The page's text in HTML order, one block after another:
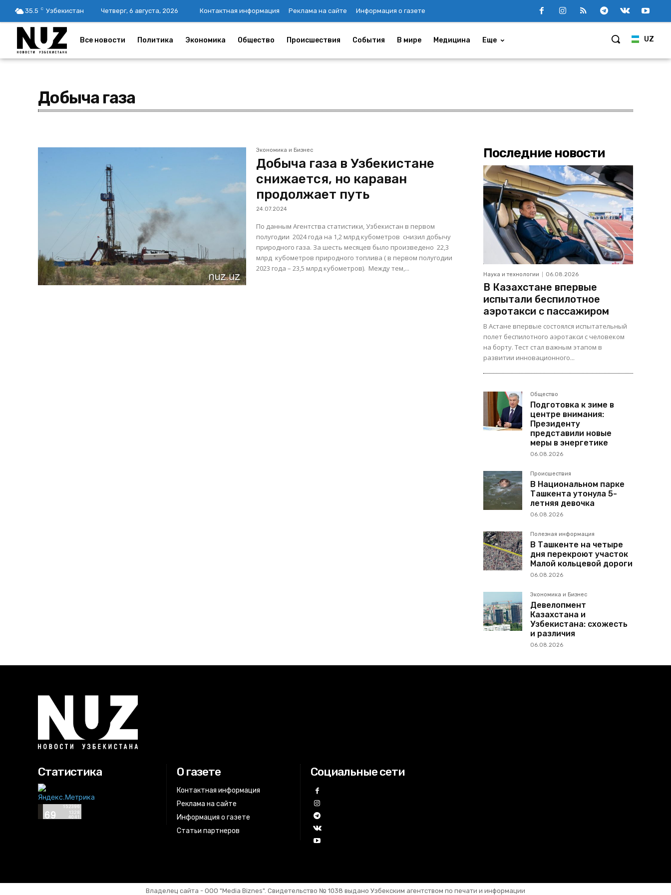
35.5 C Узбекистан Четверг, 6 августа, 2026 Контактная информация Реклама на сайте Информация о газете
UZ
Все новости Политика Экономика Общество Происшествия События В мире Медицина Еще
Добыча газа
Экономика и Бизнес
Добыча газа в Узбекистане
снижается, но караван
продолжает путь
24.07.2024
По данным Агентства статистики, Узбекистан в первом
полугодии 2024 года на 1,2 млрд кубометров снизил добычу
природного газа. За шесть месяцев было произведено 22,3
млрд кубометров природного топлива ( в первом полугодии
2023 года – 23,5 млрд кубометров). Между тем,...
Последние новости
Наука и технологии 06.08.2026
В Казахстане впервые
испытали беспилотное
аэротакси с пассажиром
В Астане впервые состоялся испытательный
полет беспилотного аэротакси с человеком
на борту. Тест стал важным этапом в
развитии инновационного...
Общество
Подготовка к зиме в
центре внимания:
Президенту
представили новые
меры в энергетике
06.08.2026
Происшествия
В Национальном парке
Ташкента утонула 5-
летняя девочка
06.08.2026
Полезная информация
В Ташкенте на четыре
дня перекроют участок
Малой кольцевой дороги
06.08.2026
Экономика и Бизнес
Девелопмент
Казахстана и
Узбекистана: схожесть
и различия
06.08.2026
Статистика О газете
Контактная информация
Реклама на сайте
Информация о газете
Статьи партнеров
Социальные сети
Владелец сайта - ООО "Media Biznes". Свидетельство № 1038 выдано Узбекским агентством по печати и информации